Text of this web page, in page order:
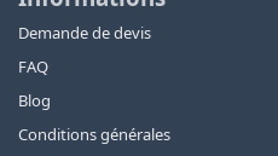
Demande de devis
FAQ
Blog
Conditions générales